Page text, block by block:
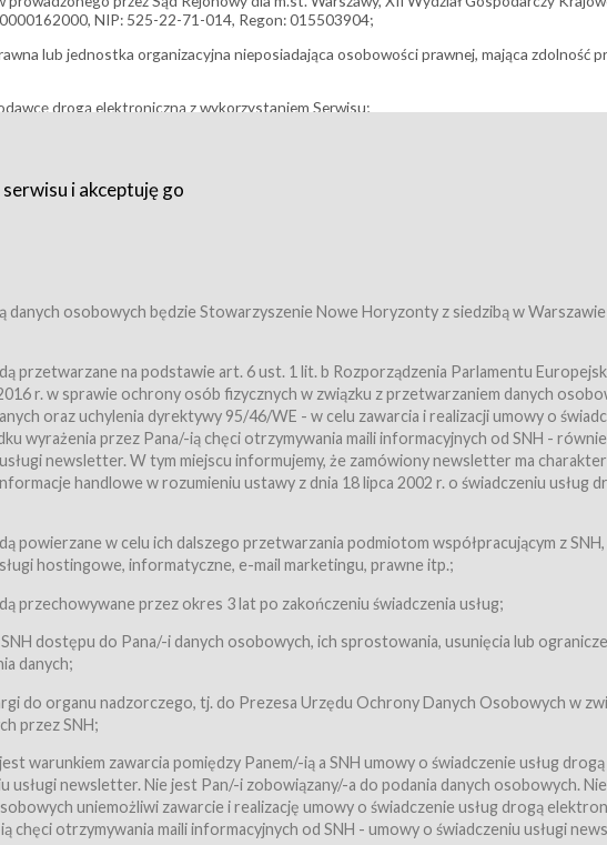
NIP: 525-22-71-014, Regon: 015503904;
lub jednostka organizacyjna nieposiadająca osobowości prawnej, mająca zdolność
drogą elektroniczną z wykorzystaniem Serwisu;
zawarcie umowy z Usługodawcą i uprawniające do wzięcia udziału w Wydarzeniu,
zawarcie umowy z Usługodawcą i uprawniające do wzięcia udziału w Wydarzeniu,
Wydarzenia, tj. uprawniające do uczestnictwa w wielu albo w pojedynczych seansach
Usługodawcę w Serwisie;
Usługodawcę, z zastrzeżeniem usług, o których mowa w ust. 2 pkt. 4 i 5 poniżej,
regulaminy,
osobowych Usługobiorców będących osobami fizycznymi.
Usługi:Usługodawca świadczy Usługi drogą elektroniczną w rozumieniu
elektroniczną (Dz.U. z 2002 r., Nr 144, poz. 1204, z późń. zm.). Usługi świadczone są
Usługobiorców materiałów zamieszczanych w Serwisie,
nabycia Karnetów i Biletów,
sprzedaży w Sklepie.
w rozumieniu ustawy z dnia 18 lipca 2002 r. o świadczeniu usług drogą
zm.). Usługi świadczone są nieodpłatnie.
i akceptuję go
osobowych będzie Stowarzyszenie Nowe Horyzonty z siedzibą w
przetwarzane na podstawie art. 6 ust. 1 lit. b Rozporządzenia Parlamentu
r. w sprawie ochrony osób fizycznych w związku z przetwarzaniem danych
oraz uchylenia dyrektywy 95/46/WE - w celu zawarcia i realizacji umowy o
wyrażenia przez Pana/-ią chęci otrzymywania maili informacyjnych od SNH -
newsletter. W tym miejscu informujemy, że zamówiony newsletter ma charakter
handlowe w rozumieniu ustawy z dnia 18 lipca 2002 r. o świadczeniu usług
powierzane w celu ich dalszego przetwarzania podmiotom współpracującym z
hostingowe, informatyczne, e-mail marketingu, prawne itp.;
przechowywane przez okres 3 lat po zakończeniu świadczenia usług;
dostępu do Pana/-i danych osobowych, ich sprostowania, usunięcia lub
danych;
do organu nadzorczego, tj. do Prezesa Urzędu Ochrony Danych Osobowych w
przez SNH;
warunkiem zawarcia pomiędzy Panem/-ią a SNH umowy o świadczenie usług drogą
usługi newsletter. Nie jest Pan/-i zobowiązany/-a do podania danych osobowych.
uniemożliwi zawarcie i realizację umowy o świadczenie usług drogą
chęci otrzymywania maili informacyjnych od SNH - umowy o świadczeniu usługi